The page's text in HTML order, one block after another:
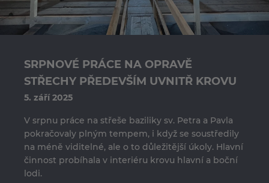
SRPNOVÉ PRÁCE NA OPRAVĚ
STŘECHY PŘEDEVŠÍM UVNITŘ KROVU
5. září 2025
V srpnu práce na střeše baziliky sv. Petra a Pavla
pokračovaly plným tempem, i když se soustředily
na méně viditelné, ale o to důležitější úkoly. Hlavní
činnost probíhala v interiéru krovu hlavní a boční
lodi.